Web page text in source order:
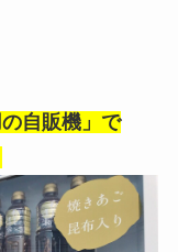
自販機」で